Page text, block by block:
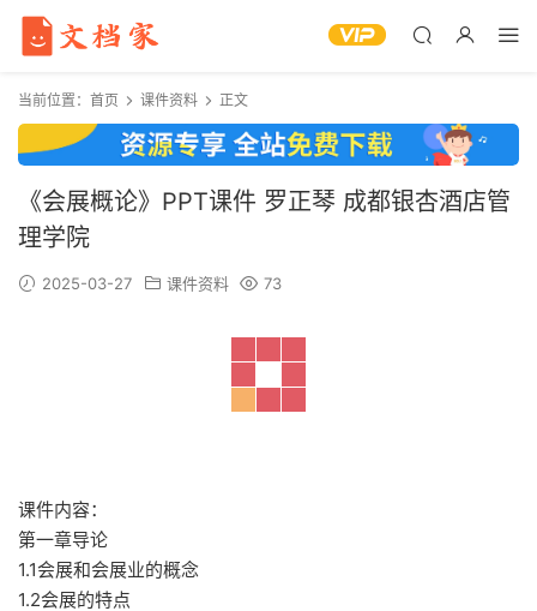
当前位置： 首页 课件资料 正文
《会展概论》PPT课件 罗正琴 成都银杏酒店管
理学院
2025-03-27 课件资料 73
课件内容：
第一章导论
1.1会展和会展业的概念
1.2会展的特点